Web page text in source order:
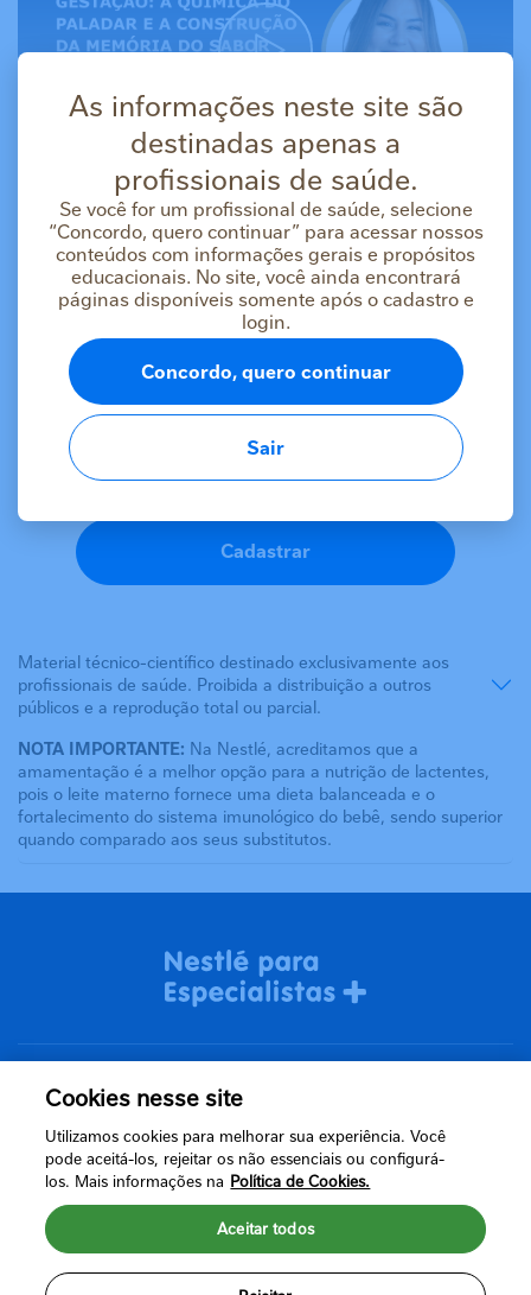
As informações deste conteúdo estão
destinadas apenas a profissionais da saúde
Se você é um profissional da saúde, faça login ou
cadastre-se para acessar o conteúdo.
Logar
Cadastrar
As informações neste site são
destinadas apenas a
profissionais de saúde.
Se você for um profissional de saúde, selecione
“Concordo, quero continuar” para acessar nossos
conteúdos com informações gerais e propósitos
educacionais. No site, você ainda encontrará
páginas disponíveis somente após o cadastro e
login.
Concordo, quero continuar
Sair
Material técnico-científico destinado exclusivamente aos
profissionais de saúde. Proibida a distribuição a outros
públicos e a reprodução total ou parcial.
NOTA IMPORTANTE: Na Nestlé, acreditamos que a
amamentação é a melhor opção para a nutrição de lactentes,
pois o leite materno fornece uma dieta balanceada e o
fortalecimento do sistema imunológico do bebê, sendo superior
quando comparado aos seus substitutos.
Termos de uso
Política de Privacidade
Cookies nesse site
Utilizamos cookies para melhorar sua experiência. Você
pode aceitá-los, rejeitar os não essenciais ou configurá-
los. Mais informações na Política de Cookies.
Aceitar todos